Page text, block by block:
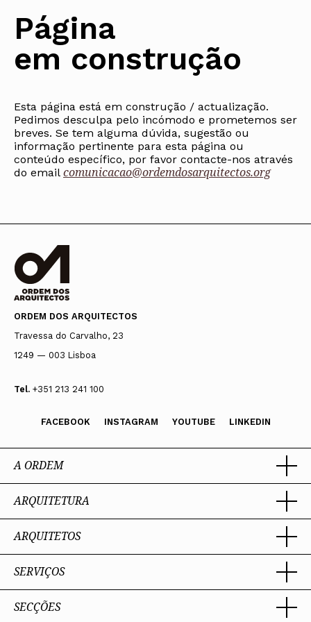
Conselho Diretivo Nacional
Conselho de Disciplina
Nacional
Conselho Fiscal
Conselho de Supervisão
CAU
COB
CPA
CSAC
Arquitectos
Boletim
Arquitectos
IARP
Jornal Arquitectos
Habitar Portugal
Glossário de
Arquitectura de
Autor
Internacional
Responsabilidade Civil
Apoio à prática
Legislação
SILUC
Apoio jurídico
Minutas
Documentos Normativos
Normas
Bolsa de Emprego
Emprego, Estágios e
Procedimentos concursais
Termos e Condições
Algarve
Madeira
Açores
Notícias
Centro
Lisboa e Vale do Tejo
Alentejo
Algarve
Madeira
Página
em construção
Esta página está em construção / actualização.
Pedimos desculpa pelo incómodo e prometemos ser
breves. Se tem alguma dúvida, sugestão ou
informação pertinente para esta página ou
conteúdo específico, por favor contacte-nos através
do email comunicacao@ordemdosarquitectos.org
ORDEM DOS ARQUITECTOS
Travessa do Carvalho, 23
1249 — 003 Lisboa
Tel. +351 213 241 100
FACEBOOK INSTAGRAM YOUTUBE LINKEDIN
A ORDEM
Ordem dos Arquitectos
Sobre a OA
Legado
Estatuto e Regulamentos
Comissões Técnicas
Membros Honorários
Instrumentos de gestão
ARQUITETURA
Trabalhar com Arquiteto
Porquê um Arquiteto
Boas práticas
PIAAP
ARQUITETOS
Sobre a profissão
Competências Profissionais
Admissão e Inscrição na OA
SERVIÇOS
Encomenda
SECÇÕES